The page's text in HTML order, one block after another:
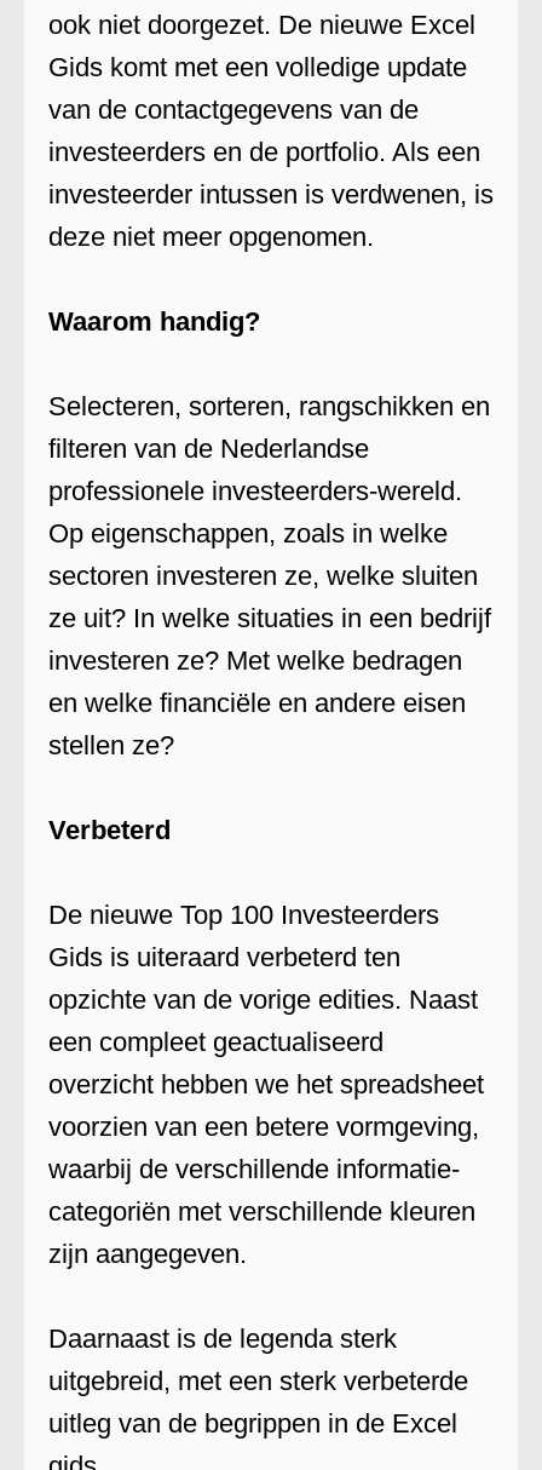
ook niet doorgezet. De nieuwe Excel
Gids komt met een volledige update
van de contactgegevens van de
investeerders en de portfolio. Als een
investeerder intussen is verdwenen, is
deze niet meer opgenomen.
Waarom handig?
Selecteren, sorteren, rangschikken en
filteren van de Nederlandse
professionele investeerders-wereld.
Op eigenschappen, zoals in welke
sectoren investeren ze, welke sluiten
ze uit? In welke situaties in een bedrijf
investeren ze? Met welke bedragen
en welke financiële en andere eisen
stellen ze?
Verbeterd
De nieuwe Top 100 Investeerders
Gids is uiteraard verbeterd ten
opzichte van de vorige edities. Naast
een compleet geactualiseerd
overzicht hebben we het spreadsheet
voorzien van een betere vormgeving,
waarbij de verschillende informatie-
categoriën met verschillende kleuren
zijn aangegeven.
Daarnaast is de legenda sterk
uitgebreid, met een sterk verbeterde
uitleg van de begrippen in de Excel